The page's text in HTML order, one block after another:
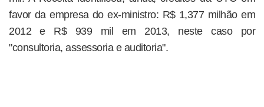
favor da empresa do ex-ministro: R$ 1,377 milhão em
2012 e R$ 939 mil em 2013, neste caso por
"consultoria, assessoria e auditoria".